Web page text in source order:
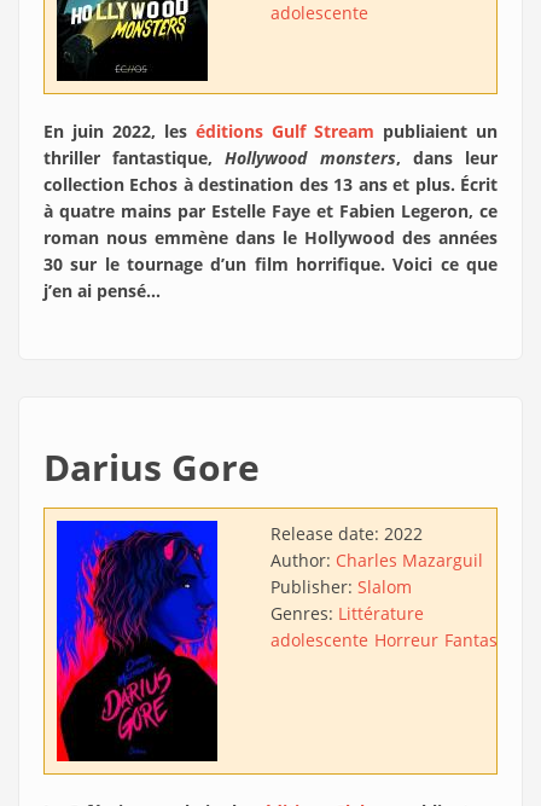
adolescente
En juin 2022, les éditions Gulf Stream publiaient un
thriller fantastique,Hollywood monsters, dans leur
collection Echos à destination des 13 ans et plus. Écrit
à quatre mains par Estelle Faye et Fabien Legeron, ce
roman nous emmène dans le Hollywood des années
30 sur le tournage d’un film horrifique. Voici ce que
j’en ai pensé…
Darius Gore
Release date: 2022
Author: Charles Mazarguil
Publisher: Slalom
Genres: Littérature
adolescente Horreur Fantastique